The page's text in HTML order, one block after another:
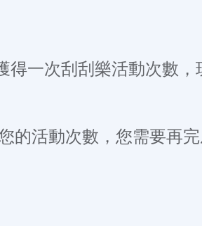
得一次刮刮樂活動次數，
的活動次數，您需要再